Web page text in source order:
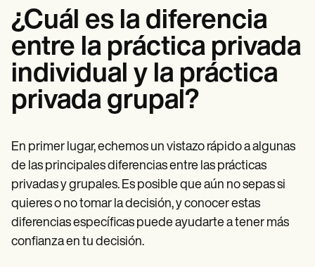
¿Cuál es la diferencia
entre la práctica privada
individual y la práctica
privada grupal?
En primer lugar, echemos un vistazo rápido a algunas
de las principales diferencias entre las prácticas
privadas y grupales. Es posible que aún no sepas si
quieres o no tomar la decisión, y conocer estas
diferencias específicas puede ayudarte a tener más
confianza en tu decisión.